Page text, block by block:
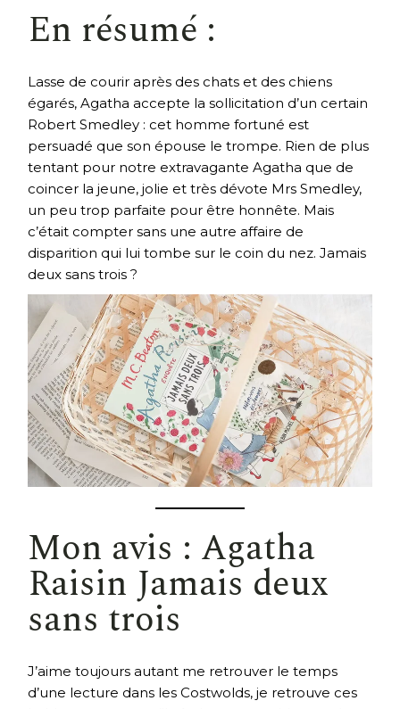
En résumé :
Lasse de courir après des chats et des chiens
égarés, Agatha accepte la sollicitation d’un certain
Robert Smedley : cet homme fortuné est
persuadé que son épouse le trompe. Rien de plus
tentant pour notre extravagante Agatha que de
coincer la jeune, jolie et très dévote Mrs Smedley,
un peu trop parfaite pour être honnête. Mais
c’était compter sans une autre affaire de
disparition qui lui tombe sur le coin du nez. Jamais
deux sans trois ?
Mon avis : Agatha
Raisin Jamais deux
sans trois
J’aime toujours autant me retrouver le temps
d’une lecture dans les Costwolds, je retrouve ces